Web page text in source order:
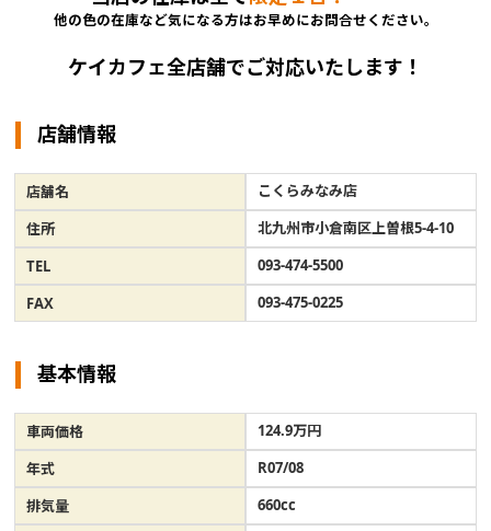
他の色の在庫など気になる方はお早めにお問合せください。
ケイカフェ全店舗でご対応いたします！
店舗情報
店舗名
こくらみなみ店
住所
北九州市小倉南区上曽根5-4-10
TEL
093-474-5500
FAX
093-475-0225
基本情報
車両価格
124.9万円
年式
R07/08
排気量
660cc